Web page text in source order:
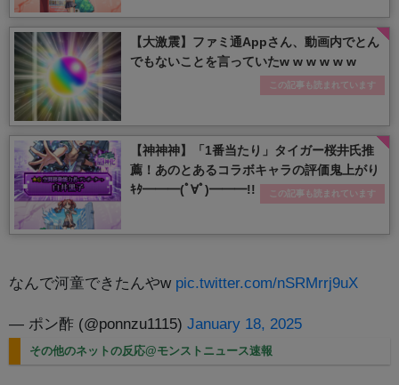
【大激震】ファミ通Appさん、動画内でとん
でもないことを言っていたw w w w w w
この記事も読まれています
【神神神】「1番当たり」タイガー桜井氏推
薦！あのとあるコラボキャラの評価鬼上がり
ｷﾀ━━━(ﾟ∀ﾟ)━━━!!
この記事も読まれています
なんで河童できたんやw pic.twitter.com/nSRMrrj9uX
— ポン酢 (@ponnzu1115) January 18, 2025
その他のネットの反応@モンストニュース速報